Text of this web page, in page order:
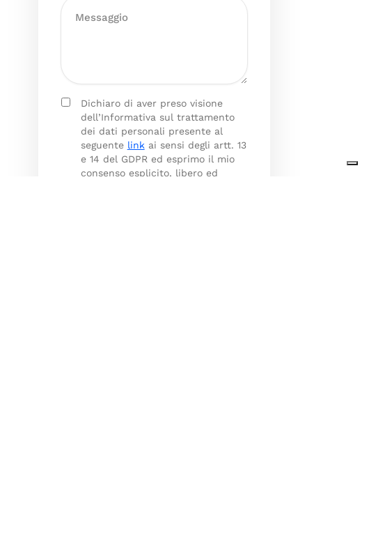
Dichiaro di aver preso visione
dell’Informativa sul trattamento
dei dati personali presente al
seguente linkai sensi degli artt. 13
e 14 del GDPR ed esprimo il mio
consenso esplicito, libero ed